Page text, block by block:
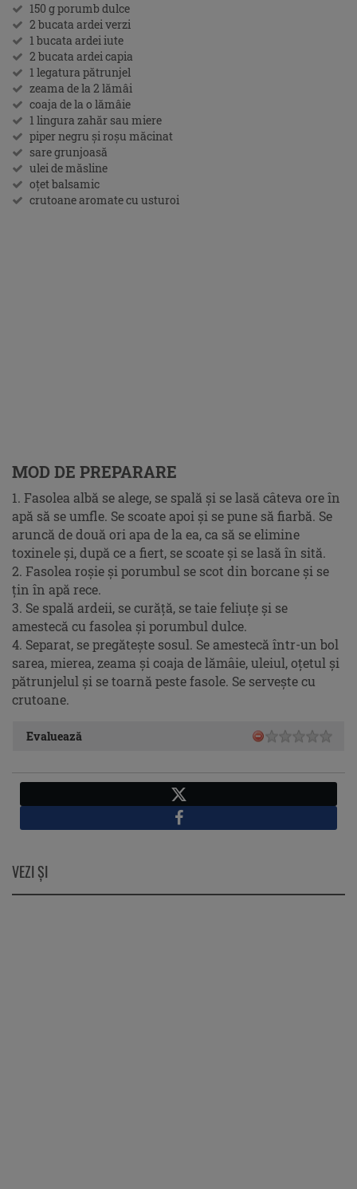
150 g porumb dulce
2 bucata ardei verzi
1 bucata ardei iute
2 bucata ardei capia
1 legatura pătrunjel
zeama de la 2 lămâi
coaja de la o lămâie
1 lingura zahăr sau miere
piper negru şi roşu măcinat
sare grunjoasă
ulei de măsline
oţet balsamic
crutoane aromate cu usturoi
MOD DE PREPARARE
1. Fasolea albă se alege, se spală şi se lasă câteva ore în
apă să se umfle. Se scoate apoi şi se pune să fiarbă. Se
aruncă de două ori apa de la ea, ca să se elimine
toxinele şi, după ce a fiert, se scoate şi se lasă în sită.
2. Fasolea roşie şi porumbul se scot din borcane şi se
ţin în apă rece.
3. Se spală ardeii, se curăţă, se taie feliuţe şi se
amestecă cu fasolea şi porumbul dulce.
4. Separat, se pregăteşte sosul. Se amestecă într-un bol
sarea, mierea, zeama şi coaja de lămâie, uleiul, oţetul şi
pătrunjelul şi se toarnă peste fasole. Se serveşte cu
crutoane.
Evaluează
XFacebook
VEZI ŞI